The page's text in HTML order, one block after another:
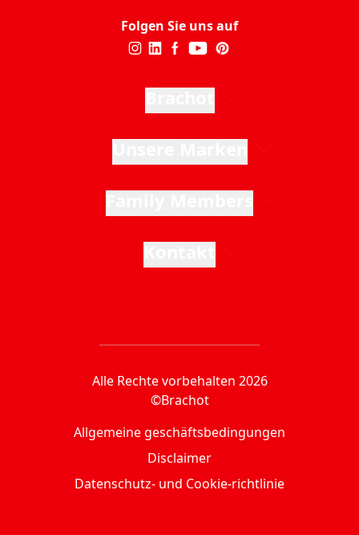
Folgen Sie uns auf
Alle Rechte vorbehalten 2026
©Brachot
Allgemeine geschäftsbedingungen
Disclaimer
Datenschutz- und Cookie-richtlinie